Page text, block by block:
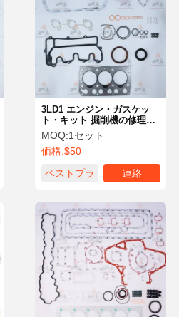
3LD1 エンジン・ガスケッ
ト・キット 掘削機の修理用
ガスケット・キット イスズ
ウ 掘削機 エンジン部品
MOQ:1セット
価格:$50
ベストプラ
連絡